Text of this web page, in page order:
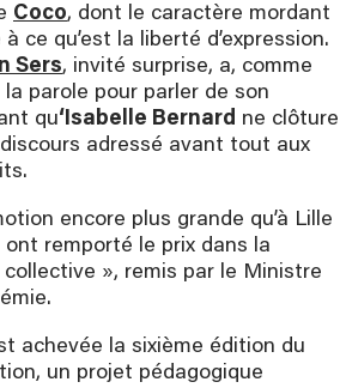
Coco, dont le caractère mordant
ce qu’est la liberté d’expression.
Sers, invité surprise, a, comme
parole pour parler de son
qu‘Isabelle Bernard ne clôture
adressé avant tout aux
encore plus grande qu’à Lille
ont remporté le prix dans la
», remis par le Ministre
achevée la sixième édition du
un projet pédagogique